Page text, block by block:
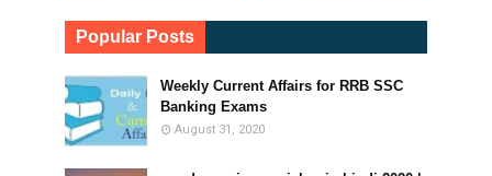
Popular Posts
Weekly Current Affairs for RRB SSC
Banking Exams
August 31, 2020